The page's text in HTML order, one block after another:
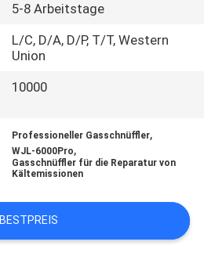
5-8 Arbeitstage
L/C, D/A, D/P, T/T, Western
Union
10000
Professioneller Gasschnüffler,
WJL-6000Pro,
Gasschnüffler für die Reparatur von
Kältemissionen
BESTPREIS